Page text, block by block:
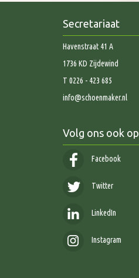
Secretariaat
Havenstraat 41 A
1736 KD Zijdewind
T 0226 - 423 685
info@schoenmaker.nl
Volg ons ook op
Facebook
Twitter
LinkedIn
Instagram